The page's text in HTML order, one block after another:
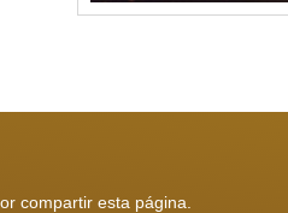
compartir esta página.